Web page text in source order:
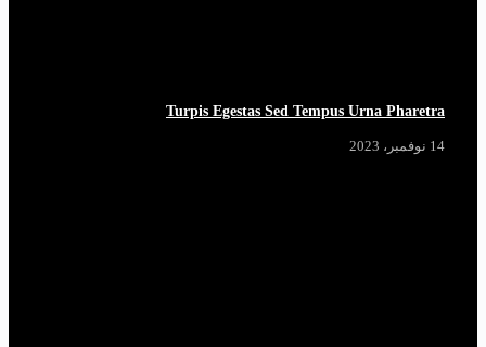
Turpis Egestas Sed Tempus Urna Pharetra
14 نوفمبر، 2023